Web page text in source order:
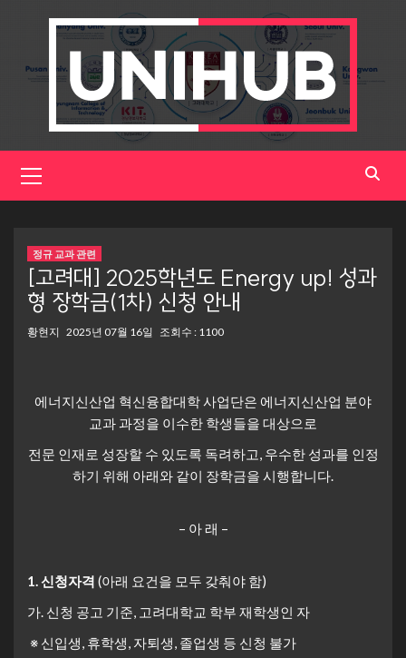
Menu
정규 교과 관련
[고려대] 2025학년도 Energy up! 성과
형 장학금(1차) 신청 안내
황현지 2025년 07월 16일 조회수 : 1100
에너지신산업 혁신융합대학 사업단은 에너지신산업 분야
교과 과정을 이수한 학생들을 대상으로
전문 인재로 성장할 수 있도록 독려하고, 우수한 성과를 인정
하기 위해 아래와 같이 장학금을 시행합니다.
– 아 래 –
1.신청자격 (아래 요건을 모두 갖춰야 함)
가. 신청 공고 기준, 고려대학교 학부 재학생인 자
※ 신입생, 휴학생, 자퇴생, 졸업생 등 신청 불가